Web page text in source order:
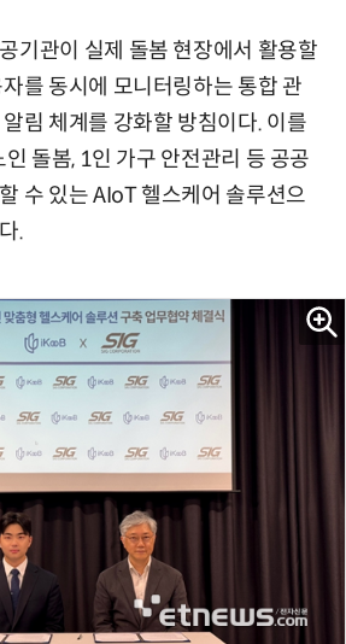
기관이 실제 돌봄 현장에서 활용할
를 동시에 모니터링하는 통합 관
림 체계를 강화할 방침이다. 이를
돌봄, 1인 가구 안전관리 등 공공
수 있는 AIoT 헬스케어 솔루션으
.